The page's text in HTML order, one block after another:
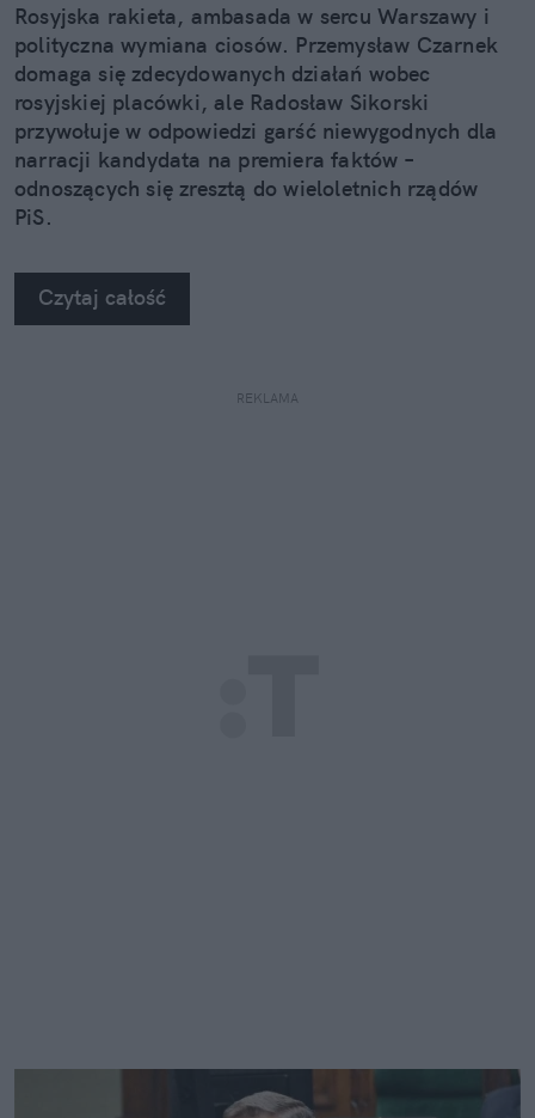
Rosyjska rakieta, ambasada w sercu Warszawy i
polityczna wymiana ciosów. Przemysław Czarnek
domaga się zdecydowanych działań wobec
rosyjskiej placówki, ale Radosław Sikorski
przywołuje w odpowiedzi garść niewygodnych dla
narracji kandydata na premiera faktów –
odnoszących się zresztą do wieloletnich rządów
PiS.
Czytaj całość
REKLAMA